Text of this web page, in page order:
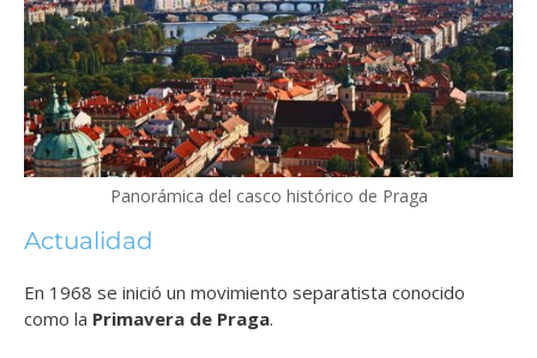
Panorámica del casco histórico de Praga
Actualidad
En 1968 se inició un movimiento separatista conocido
como la Primavera de Praga.